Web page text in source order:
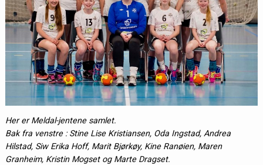
Her er Meldal-jentene samlet.
Bak fra venstre : Stine Lise Kristiansen, Oda Ingstad, Andrea
Hilstad, Siw Erika Hoff, Marit Bjørkøy, Kine Ranøien, Maren
Granheim, Kristin Mogset og Marte Dragset.